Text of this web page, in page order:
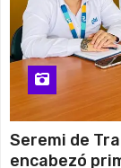
Seremi de
encabezó